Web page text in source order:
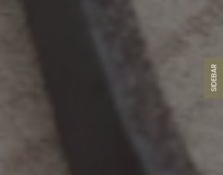
SIDEBAR